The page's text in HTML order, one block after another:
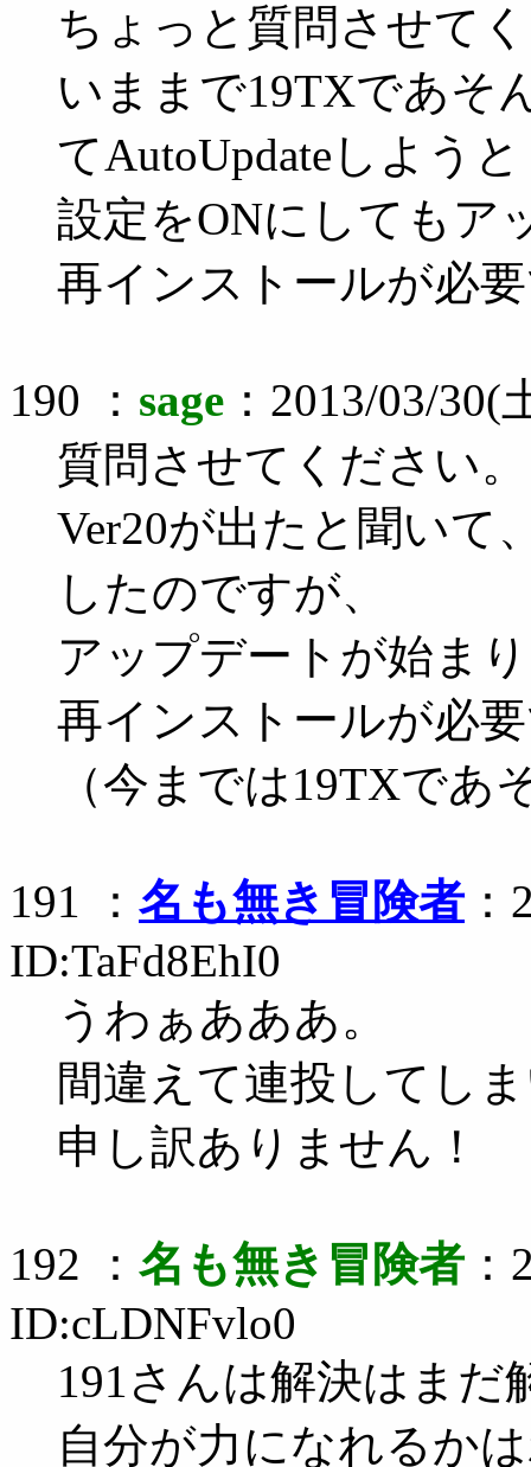
ちょっと質問させて
いままで19TXであそ
てAutoUpdateしようと
設定をONにしてもア
再インストールが必
190 ： sage ：2013/03/30(
質問させてください。
Ver20が出たと聞いて
したのですが、
アップデートが始ま
再インストールが必
（今までは19TXであ
191 ： 名も無き冒険者
ID:TaFd8EhI0
うわぁあああ。
間違えて連投してし
申し訳ありません！
192 ： 名も無き冒険者
ID:cLDNFvlo0
191さんは解決はまだ
自分が力になれるか